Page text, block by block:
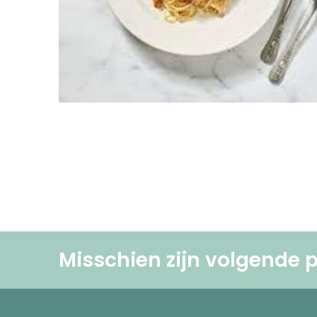
Misschien zijn volgende